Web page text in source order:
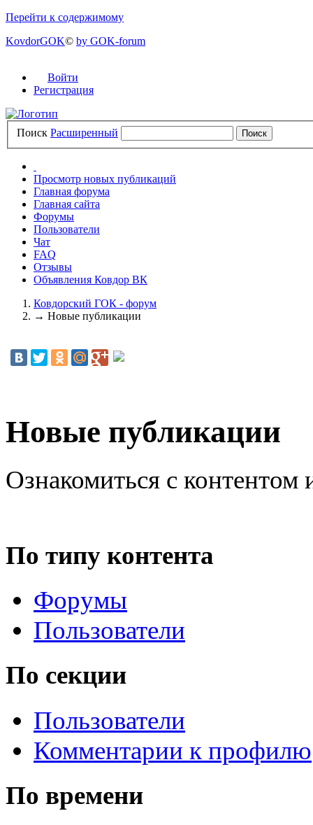
Перейти к содержимому
KovdorGOK© by GOK-forum
Войти
Регистрация
Поиск Расширенный
Просмотр новых публикаций
Главная форума
Главная сайта
Форумы
Пользователи
Чат
FAQ
Отзывы
Объявления Ковдор ВК
Ковдорский ГОК - форум
→ Новые публикации
Новые публикации
Ознакомиться с контентом
По типу контента
Форумы
Пользователи
По секции
Пользователи
Комментарии к профилю
По времени